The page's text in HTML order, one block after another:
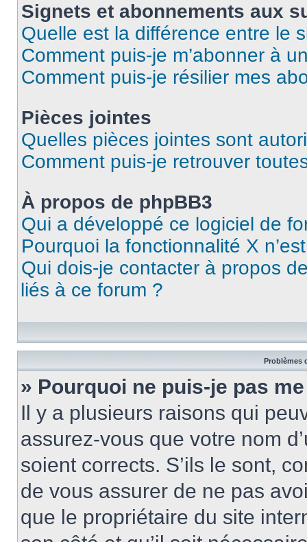
Signets et abonnements aux
Quelle est la différence entre le
Comment puis-je m’abonner à
Comment puis-je résilier mes
Pièces jointes
Quelles pièces jointes sont
Comment puis-je retrouver
À propos de phpBB3
Qui a développé ce logiciel de
Pourquoi la fonctionnalité X
Qui dois-je contacter à propos
liés à ce forum ?
Problèmes
» Pourquoi ne puis-je pas
Il y a plusieurs raisons qui
assurez-vous que votre nom
soient corrects. S’ils le sont,
de vous assurer de ne pas
que le propriétaire du site